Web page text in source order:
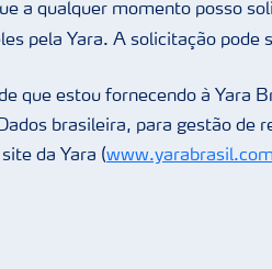
a qualquer momento posso
pela Yara. A solicitação pode
que estou fornecendo à Yara
brasileira, para gestão de
da Yara (